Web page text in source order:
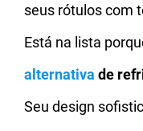
seus rótulos com
Está na lista
alternativa de
Seu design